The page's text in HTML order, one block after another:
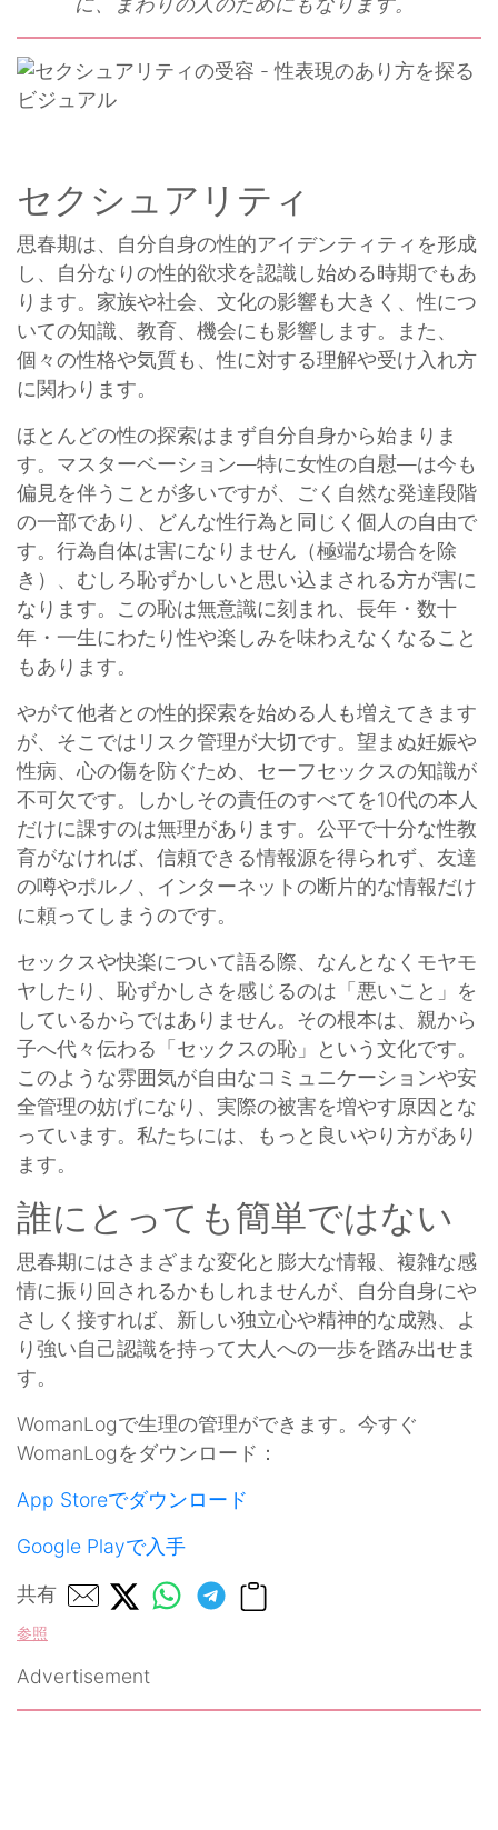
セクシュアリティ
思春期は、自分自身の性的アイデンティティを形成
し、自分なりの性的欲求を認識し始める時期でもあ
ります。家族や社会、文化の影響も大きく、性につ
いての知識、教育、機会にも影響します。また、
個々の性格や気質も、性に対する理解や受け入れ方
に関わります。
ほとんどの性の探索はまず自分自身から始まりま
す。マスターベーション—特に女性の自慰—は今も
偏見を伴うことが多いですが、ごく自然な発達段階
の一部であり、どんな性行為と同じく個人の自由で
す。行為自体は害になりません（極端な場合を除
き）、むしろ恥ずかしいと思い込まされる方が害に
なります。この恥は無意識に刻まれ、長年・数十
年・一生にわたり性や楽しみを味わえなくなること
もあります。
やがて他者との性的探索を始める人も増えてきます
が、そこではリスク管理が大切です。望まぬ妊娠や
性病、心の傷を防ぐため、セーフセックスの知識が
不可欠です。しかしその責任のすべてを10代の本人
だけに課すのは無理があります。公平で十分な性教
育がなければ、信頼できる情報源を得られず、友達
の噂やポルノ、インターネットの断片的な情報だけ
に頼ってしまうのです。
セックスや快楽について語る際、なんとなくモヤモ
ヤしたり、恥ずかしさを感じるのは「悪いこと」を
しているからではありません。その根本は、親から
子へ代々伝わる「セックスの恥」という文化です。
このような雰囲気が自由なコミュニケーションや安
全管理の妨げになり、実際の被害を増やす原因とな
っています。私たちには、もっと良いやり方があり
ます。
誰にとっても簡単ではない
思春期にはさまざまな変化と膨大な情報、複雑な感
情に振り回されるかもしれませんが、自分自身にや
さしく接すれば、新しい独立心や精神的な成熟、よ
り強い自己認識を持って大人への一歩を踏み出せま
す。
WomanLogで生理の管理ができます。今すぐ
WomanLogをダウンロード：
App Storeでダウンロード
Google Playで入手
共有
参照
Advertisement